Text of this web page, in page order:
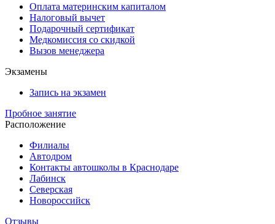
Оплата материнским капиталом
Налоговый вычет
Подарочный сертификат
Медкомиссия со скидкой
Вызов менеджера
Экзамены
Запись на экзамен
Пробное занятие
Расположение
Филиалы
Автодром
Контакты автошколы в Краснодаре
Лабинск
Северская
Новороссийск
Отзывы